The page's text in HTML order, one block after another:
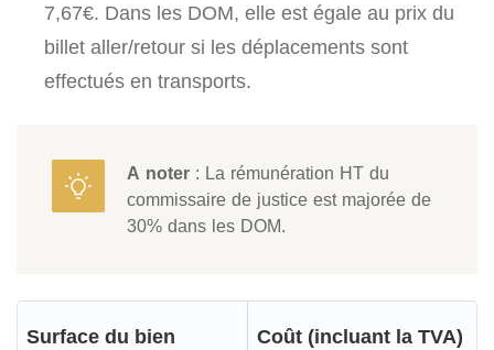
7,67€. Dans les DOM, elle est égale au prix du
billet aller/retour si les déplacements sont
effectués en transports.
A noter : La rémunération HT du
commissaire de justice est majorée de
30% dans les DOM.
Surface du bien Coût (incluant la TVA)